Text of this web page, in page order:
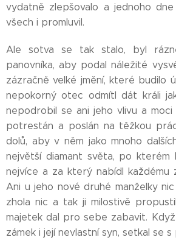
vydatně zlepšovalo a jednoho
všech i promluvil.
Ale sotva se tak stalo, byl
panovníka, aby podal náležité
zázračně velké jmění, které budilo
nepokorný otec odmítl dát králi
nepodrobil se ani jeho vlivu a
potrestán a poslán na těžkou
dolů, aby v něm jako mnoho
největší diamant světa, po kterém
nejvíce a za který nabídl každému
Ani u jeho nové druhé manželky
zhola nic a tak ji milostivě
majetek dal pro sebe zabavit.
zámek i její nevlastní syn, setkal se